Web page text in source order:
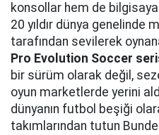
konsollar hem de
20 yıldır dünya genelinde
tarafından sevilerek
Pro Evolution Soccer
bir sürüm olarak değil,
oyun marketlerde yerini
dünyanın futbol beşiği
takımlarından tutun